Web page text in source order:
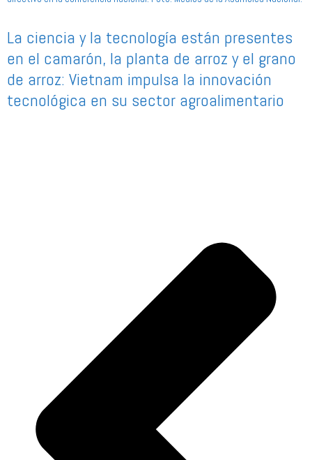
La ciencia y la tecnología están presentes
en el camarón, la planta de arroz y el grano
de arroz: Vietnam impulsa la innovación
tecnológica en su sector agroalimentario